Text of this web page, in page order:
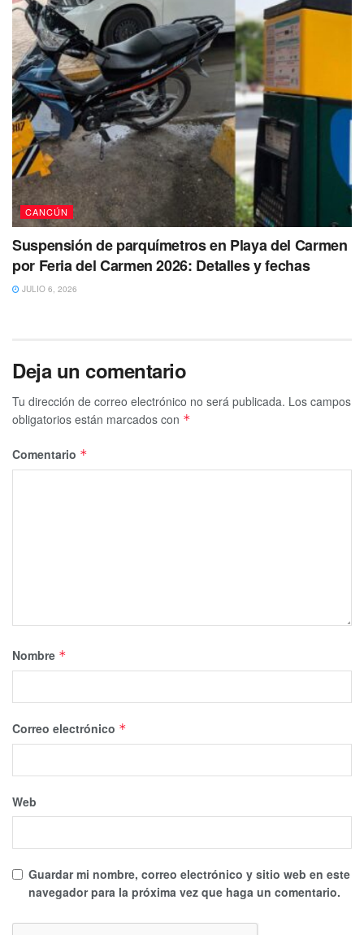
CANCÚN
Suspensión de parquímetros en Playa del Carmen
por Feria del Carmen 2026: Detalles y fechas
JULIO 6, 2026
Deja un comentario
Tu dirección de correo electrónico no será publicada. Los campos
obligatorios están marcados con *
Comentario *
Nombre *
Correo electrónico *
Web
Guardar mi nombre, correo electrónico y sitio web en este
navegador para la próxima vez que haga un comentario.